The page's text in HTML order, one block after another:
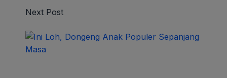
Next Post